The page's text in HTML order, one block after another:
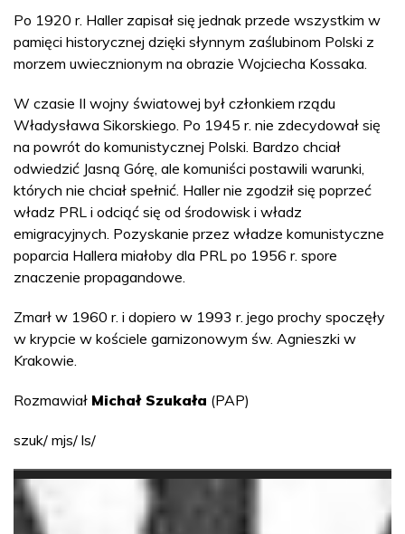
Po 1920 r. Haller zapisał się jednak przede wszystkim w
pamięci historycznej dzięki słynnym zaślubinom Polski z
morzem uwiecznionym na obrazie Wojciecha Kossaka.
W czasie II wojny światowej był członkiem rządu
Władysława Sikorskiego. Po 1945 r. nie zdecydował się
na powrót do komunistycznej Polski. Bardzo chciał
odwiedzić Jasną Górę, ale komuniści postawili warunki,
których nie chciał spełnić. Haller nie zgodził się poprzeć
władz PRL i odciąć się od środowisk i władz
emigracyjnych. Pozyskanie przez władze komunistyczne
poparcia Hallera miałoby dla PRL po 1956 r. spore
znaczenie propagandowe.
Zmarł w 1960 r. i dopiero w 1993 r. jego prochy spoczęły
w krypcie w kościele garnizonowym św. Agnieszki w
Krakowie.
Rozmawiał Michał Szukała (PAP)
szuk/ mjs/ ls/